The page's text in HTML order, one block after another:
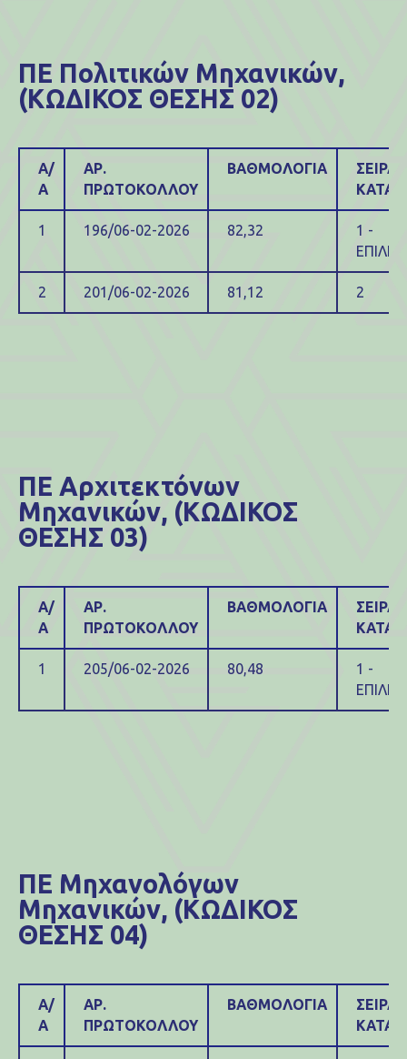
ΠΕ Πολιτικών Μηχανικών,
(ΚΩΔΙΚΟΣ ΘΕΣΗΣ 02)
Α/
Α
ΑΡ.
ΠΡΩΤΟΚΟΛΛΟΥ
ΒΑΘΜΟΛΟΓΙΑ
ΣΕΙΡΑ
1 196/06-02-2026 82,32
1 -
2 201/06-02-2026 81,12 2
ΠΕ Αρχιτεκτόνων
Μηχανικών, (ΚΩΔΙΚΟΣ
ΘΕΣΗΣ 03)
Α/
Α
ΑΡ.
ΠΡΩΤΟΚΟΛΛΟΥ
ΒΑΘΜΟΛΟΓΙΑ
ΣΕΙΡΑ
1 205/06-02-2026 80,48
1 -
ΠΕ Μηχανολόγων
Μηχανικών, (ΚΩΔΙΚΟΣ
ΘΕΣΗΣ 04)
Α/
Α
ΑΡ.
ΠΡΩΤΟΚΟΛΛΟΥ
ΒΑΘΜΟΛΟΓΙΑ
ΣΕΙΡΑ